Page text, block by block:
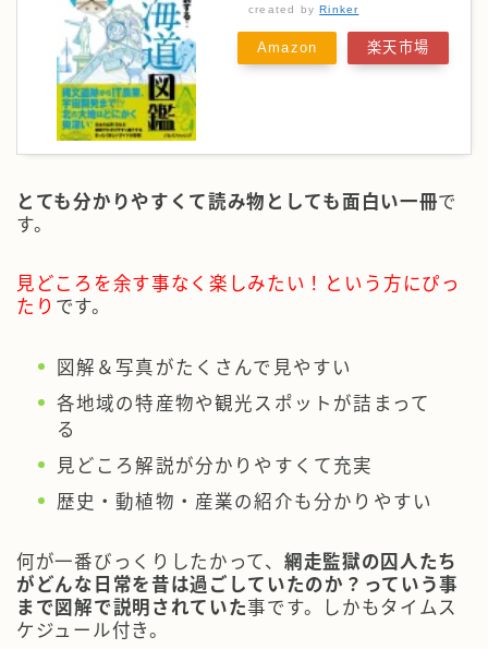
created byRinker
Amazon 楽天市場
とても分かりやすくて読み物としても面白い一冊で
す。
見どころを余す事なく楽しみたい！
という方にぴっ
たり です。
図解＆写真がたくさんで見やすい
各地域の特産物や観光スポットが詰まって
る
見どころ解説が分かりやすくて充実
歴史・動植物・産業の紹介も分かりやすい
何が一番びっくりしたかって、 網走監獄の囚人たち
がどんな日常を昔は過ごしていたのか？っていう事
まで図解で説明されていた事です。しかもタイムス
ケジュール付き。